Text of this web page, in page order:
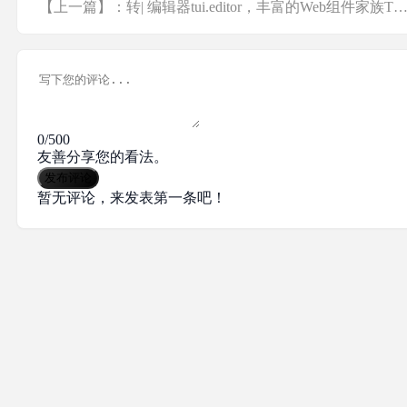
【上一篇】：转| 编辑器tui.editor，丰富的Web组件家族TOAST UI
0/500
友善分享您的看法。
发布评论
暂无评论，来发表第一条吧！